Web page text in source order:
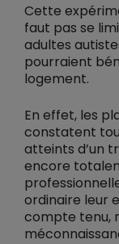
Cette
faut pas se
adultes
pourraient
logement.
En effet, les
constatent
atteints d’un
encore
ordinaire leur
compte tenu,